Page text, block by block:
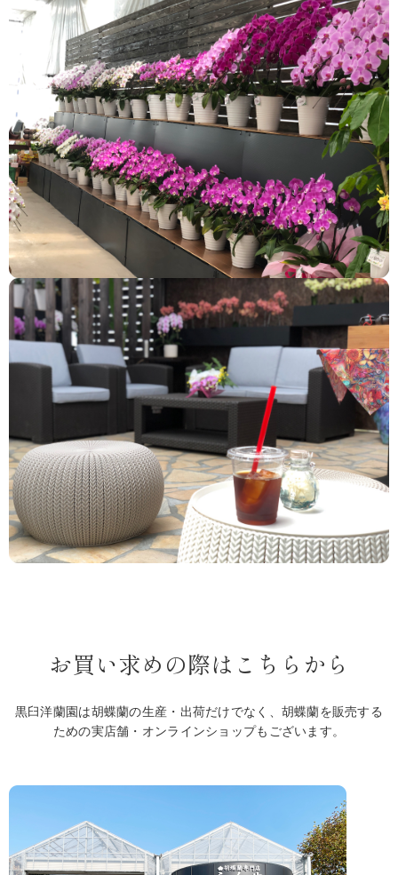
お買い求めの際はこちらから
黒臼洋蘭園は胡蝶蘭の生産・出荷だけでなく、胡蝶蘭を販売する
ための実店舗・オンラインショップもございます。